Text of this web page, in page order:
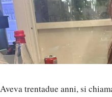
Aveva trentadue anni, si